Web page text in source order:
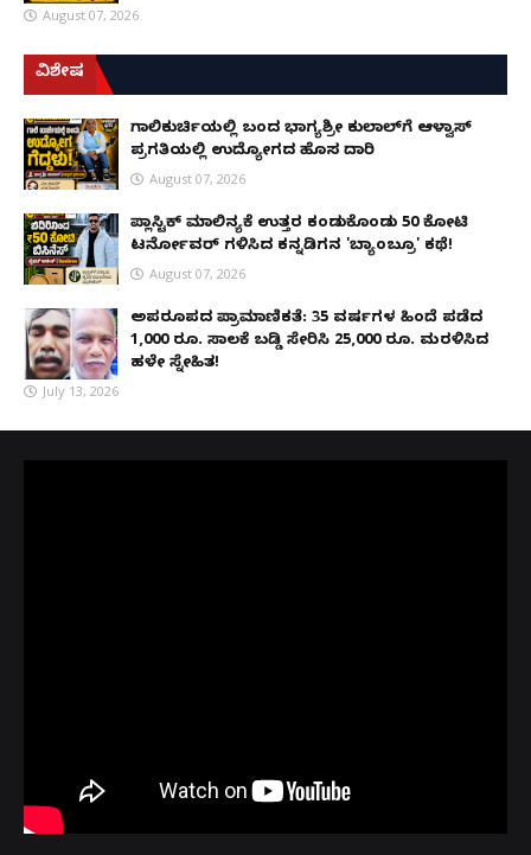
August 07, 2026
ವಿಶೇಷ
ಗಾಲಿಕುರ್ಚಿಯಲ್ಲಿ ಬಂದ ಭಾಗ್ಯಶ್ರೀ ಕುಲಾಲ್‌ಗೆ ಆಳ್ವಾಸ್
ಪ್ರಗತಿಯಲ್ಲಿ ಉದ್ಯೋಗದ ಹೊಸ ದಾರಿ
August 07, 2026
ಪ್ಲಾಸ್ಟಿಕ್ ಮಾಲಿನ್ಯಕ್ಕೆ ಉತ್ತರ ಕಂಡುಕೊಂಡು ₹50 ಕೋಟಿ
ಟರ್ನೋವರ್ ಗಳಿಸಿದ ಕನ್ನಡಿಗನ 'ಬ್ಯಾಂಬ್ರೂ' ಕಥೆ!
August 07, 2026
ಅಪರೂಪದ ಪ್ರಾಮಾಣಿಕತೆ: 35 ವರ್ಷಗಳ ಹಿಂದೆ ಪಡೆದ
1,000 ರೂ. ಸಾಲಕ್ಕೆ ಬಡ್ಡಿ ಸೇರಿಸಿ 25,000 ರೂ. ಮರಳಿಸಿದ
ಹಳೇ ಸ್ನೇಹಿತ!
July 13, 2026